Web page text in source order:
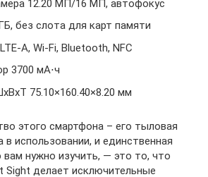
12.20 МП/16 МП, автофокус
без слота для карт памяти
A, Wi-Fi, Bluetooth, NFC
3700 мА⋅ч
75.10×160.40×8.20 мм
этого смартфона – его тыловая
в использовании, и единственная
нужно изучить, — это то, что
Sight делает исключительные